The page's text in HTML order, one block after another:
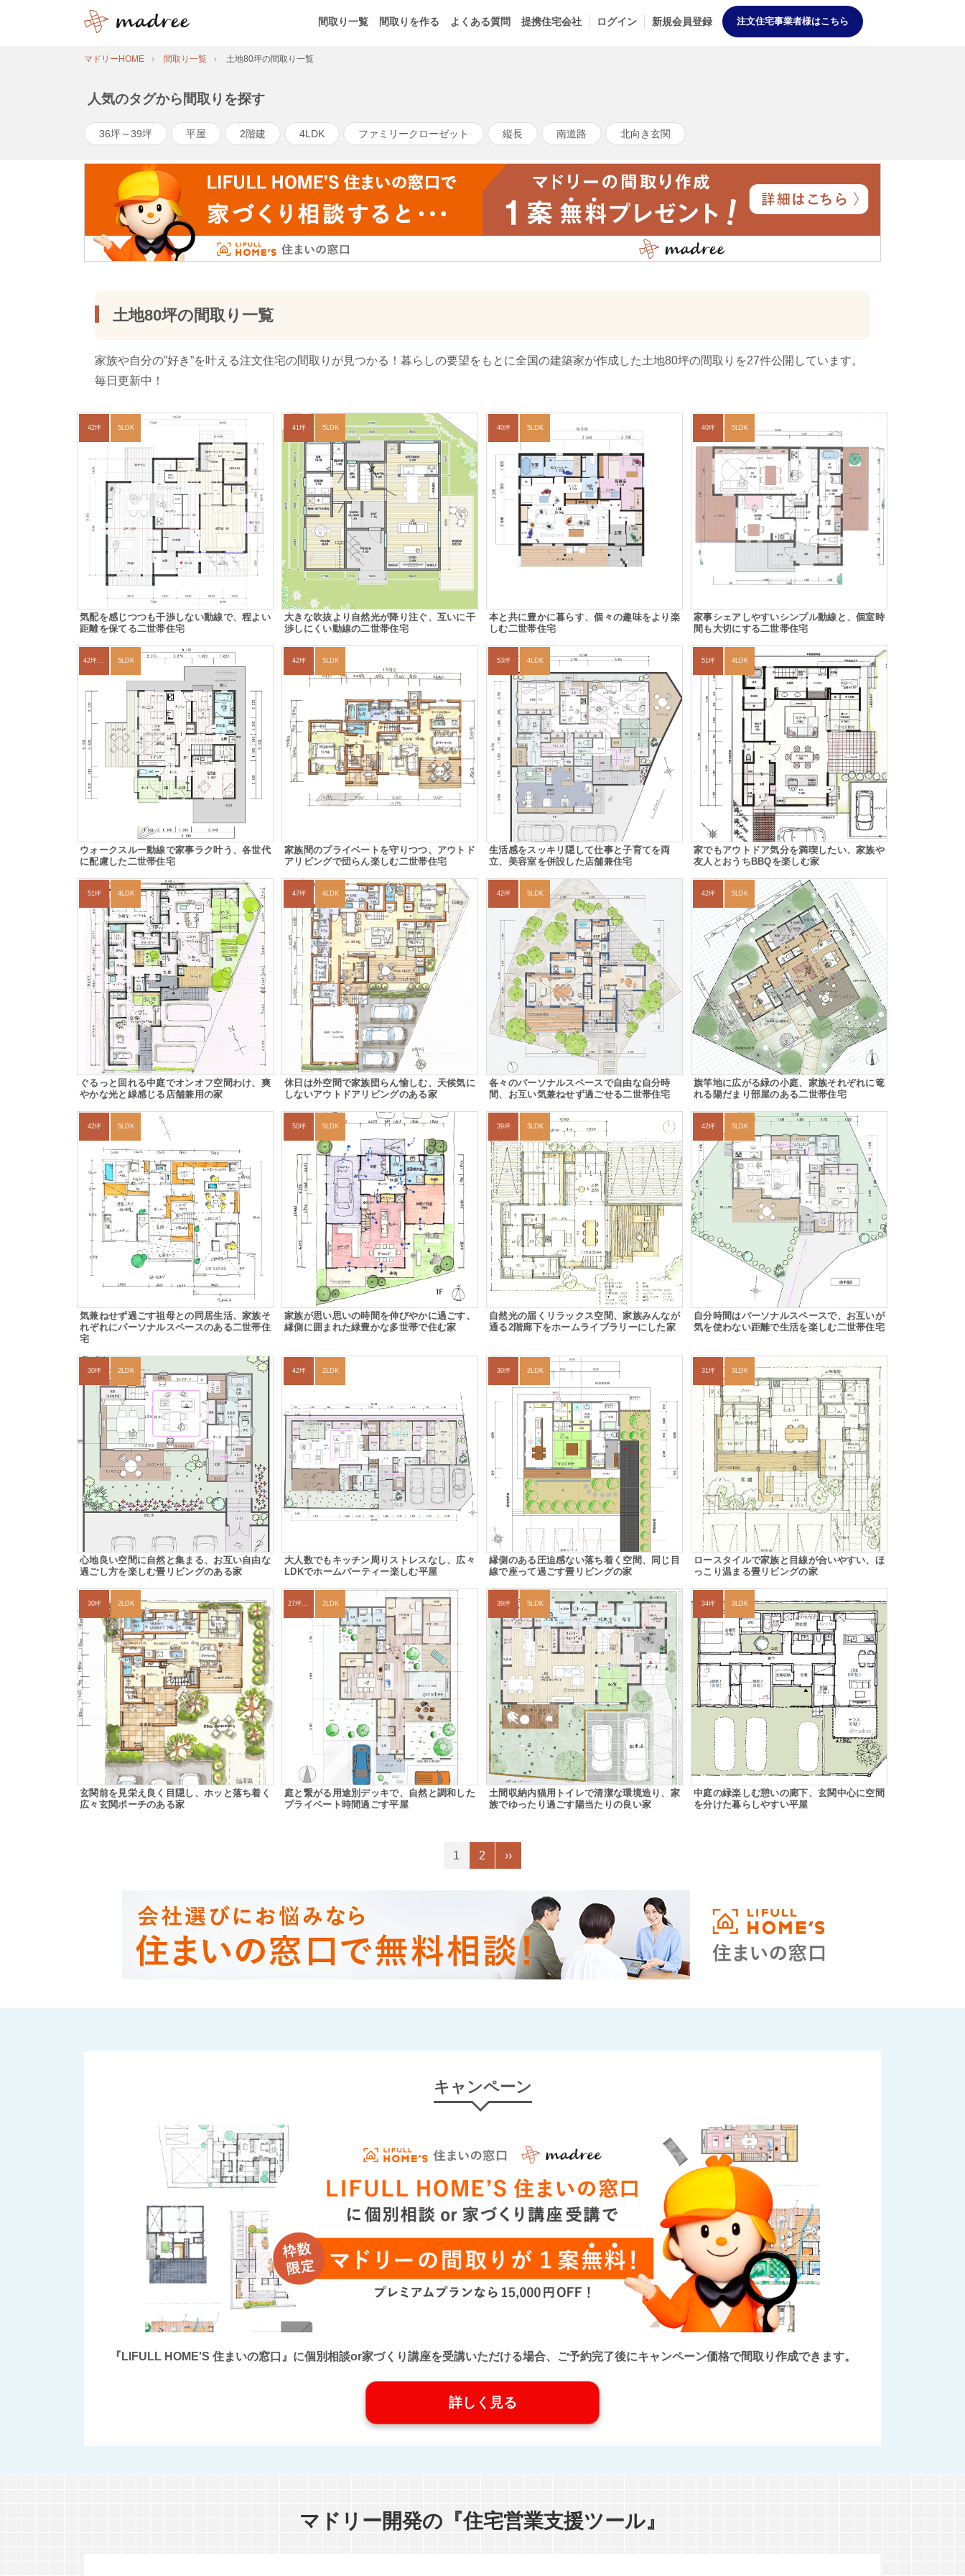
間取り一覧 間取りを作る よくある質問 提携住宅会社 ログイン 新規会員登録 注文住宅事業者様はこちら
マドリーHOME 間取り一覧 土地80坪の間取り一覧
人気のタグから間取りを探す
36坪～39坪 平屋 2階建 4LDK ファミリークローゼット 縦長 南道路 北向き玄関
土地80坪の間取り一覧
家族や自分の”好き”を叶える注文住宅の間取りが見つかる！暮らしの要望をもとに全国の建築家が作成した土地80坪の間取りを27件公開しています。
毎日更新中！
42坪 5LDK
気配を感じつつも干渉しない動線で、程よい
距離を保てる二世帯住宅
41坪 5LDK
大きな吹抜より自然光が降り注ぐ、互いに干
渉しにくい動線の二世帯住宅
40坪 5LDK
本と共に豊かに暮らす、個々の趣味をより楽
しむ二世帯住宅
40坪 5LDK
家事シェアしやすいシンプル動線と、個室時
間も大切にする二世帯住宅
5LDK
ウォークスルー動線で家事ラク叶う、各世代
に配慮した二世帯住宅
42坪 5LDK
家族間のプライベートを守りつつ、アウトド
アリビングで団らん楽しむ二世帯住宅
53坪 4LDK
生活感をスッキリ隠して仕事と子育てを両
立、美容室を併設した店舗兼住宅
51坪 4LDK
家でもアウトドア気分を満喫したい、家族や
友人とおうちBBQを楽しむ家
51坪 4LDK
ぐるっと回れる中庭でオンオフ空間わけ、爽
やかな光と緑感じる店舗兼用の家
47坪 4LDK
休日は外空間で家族団らん愉しむ、天候気に
しないアウトドアリビングのある家
42坪 5LDK
各々のパーソナルスペースで自由な自分時
間、お互い気兼ねせず過ごせる二世帯住宅
42坪 5LDK
旗竿地に広がる緑の小庭、家族それぞれに篭
れる陽だまり部屋のある二世帯住宅
42坪 5LDK
気兼ねせず過ごす祖母との同居生活、家族そ
れぞれにパーソナルスペースのある二世帯住
宅
50坪 5LDK
家族が思い思いの時間を伸びやかに過ごす、
縁側に囲まれた緑豊かな多世帯で住む家
39坪 3LDK
自然光の届くリラックス空間、家族みんなが
通る2階廊下をホームライブラリーにした家
42坪 5LDK
自分時間はパーソナルスペースで、お互いが
気を使わない距離で生活を楽しむ二世帯住宅
30坪 2LDK
心地良い空間に自然と集まる、お互い自由な
過ごし方を楽しむ畳リビングのある家
42坪 2LDK
大人数でもキッチン周りストレスなし、広々
LDKでホームパーティー楽しむ平屋
30坪 2LDK
縁側のある圧迫感ない落ち着く空間、同じ目
線で座って過ごす畳リビングの家
31坪 3LDK
ロースタイルで家族と目線が合いやすい、ほ
っこり温まる畳リビングの家
30坪 2LDK
玄関前を見栄え良く目隠し、ホッと落ち着く
広々玄関ポーチのある家
2LDK
庭と繋がる用途別デッキで、自然と調和した
プライベート時間過ごす平屋
39坪 5LDK
土間収納内猫用トイレで清潔な環境造り、家
族でゆったり過ごす陽当たりの良い家
34坪 3LDK
中庭の緑楽しむ憩いの廊下、玄関中心に空間
を分けた暮らしやすい平屋
1 2 ››
キャンペーン
『LIFULL HOME'S 住まいの窓口』に個別相談or家づくり講座を受講いただける場合、ご予約完了後にキャンペーン価格で間取り作成できます。
詳しく見る
マドリー開発の『住宅営業支援ツール』